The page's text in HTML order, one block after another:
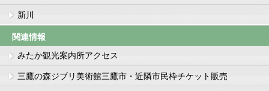
新川
関連情報
みたか観光案内所アクセス
三鷹の森ジブリ美術館三鷹市・近隣市民枠チケット販売